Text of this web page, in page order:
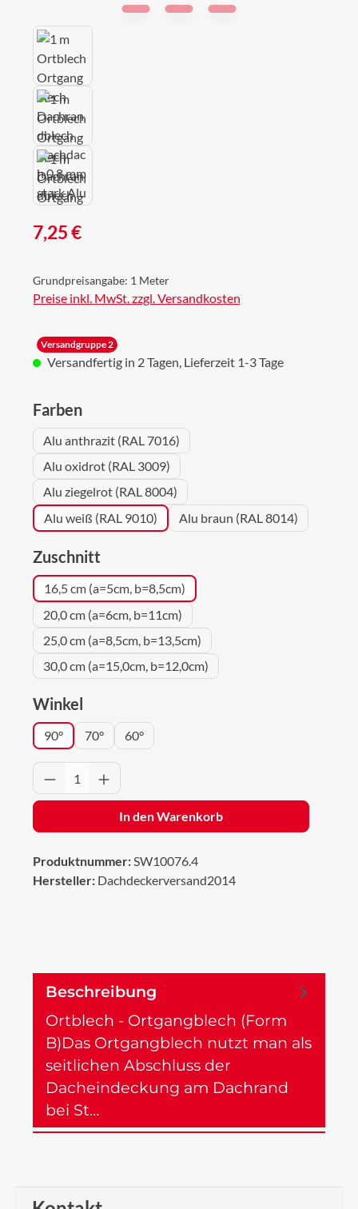
Regulärer Preis:
7,25 €
Grundpreisangabe: 1 Meter
Preise inkl. MwSt. zzgl. Versandkosten
Versandgruppe 2
Versandfertig in 2 Tagen, Lieferzeit 1-3 Tage
Farbenauswählen
Alu anthrazit (RAL 7016)
Alu oxidrot (RAL 3009)
Alu ziegelrot (RAL 8004)
Alu weiß (RAL 9010)
Alu braun (RAL 8014)
Zuschnitt
16,5 cm (a=5cm, b=8,5cm)
20,0 cm (a=6cm, b=11cm)
25,0 cm (a=8,5cm, b=13,5cm)
30,0 cm (a=15,0cm, b=12,0cm)
Winkel
90° 70° 60°
Produkt Anzahl: Gib den gewünschten
In den Warenkorb
Produktnummer:SW10076.4
Hersteller: Dachdeckerversand2014
Beschreibung
Ortblech - Ortgangblech (Form
B)Das Ortgangblech nutzt man als
seitlichen Abschluss der
Dacheindeckung am Dachrand
bei St…